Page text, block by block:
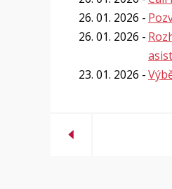
26. 01. 2026
26. 01. 2026
23. 01. 2026